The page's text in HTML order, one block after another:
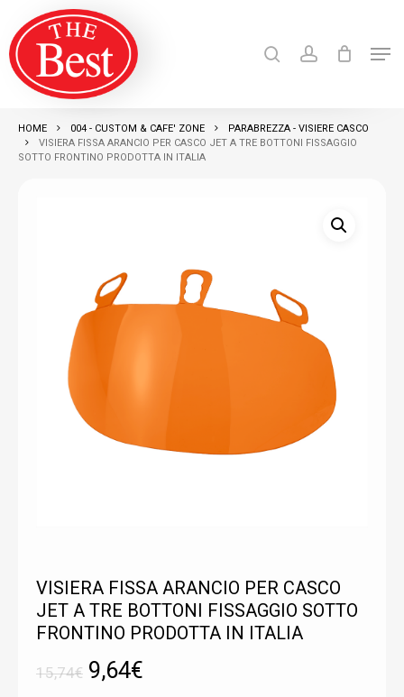
main
content
Products
search
HOME 004 - CUSTOM & CAFE' ZONE
PARABREZZA - VISIERE CASCO
VISIERA FISSA ARANCIO PER CASCO JET A TRE BOTTONI FISSAGGIO
SOTTO FRONTINO PRODOTTA IN ITALIA
VISIERA FISSA ARANCIO PER CASCO
JET A TRE BOTTONI FISSAGGIO SOTTO
FRONTINO PRODOTTA IN ITALIA
15,74€ Il
9,64€
Close